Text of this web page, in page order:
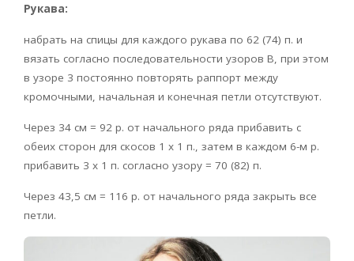
Рукава:
набрать на спицы для каждого рукава по 62 (74) п. и
вязать согласно последовательности узоров В, при этом
в узоре 3 постоянно повторять раппорт между
кромочными, начальная и конечная петли отсутствуют.
Через 34 см = 92 р. от начального ряда прибавить с
обеих сторон для скосов 1 х 1 п., затем в каждом 6-м р.
прибавить 3 х 1 п. согласно узору = 70 (82) п.
Через 43,5 см = 116 р. от начального ряда закрыть все
петли.